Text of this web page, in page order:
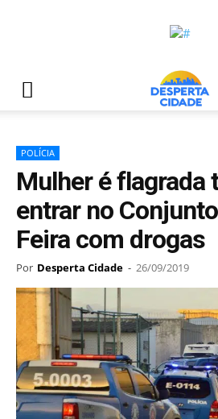
POLÍCIA
Mulher é flagrada
entrar no
Feira com drogas
Por Desperta Cidade - 26/09/2019